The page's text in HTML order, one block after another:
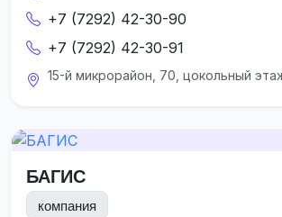
+7 (7292) 42-30-90
+7 (7292) 42-30-91
15-й микрорайон, 70, цокольный
БАГИС
компания